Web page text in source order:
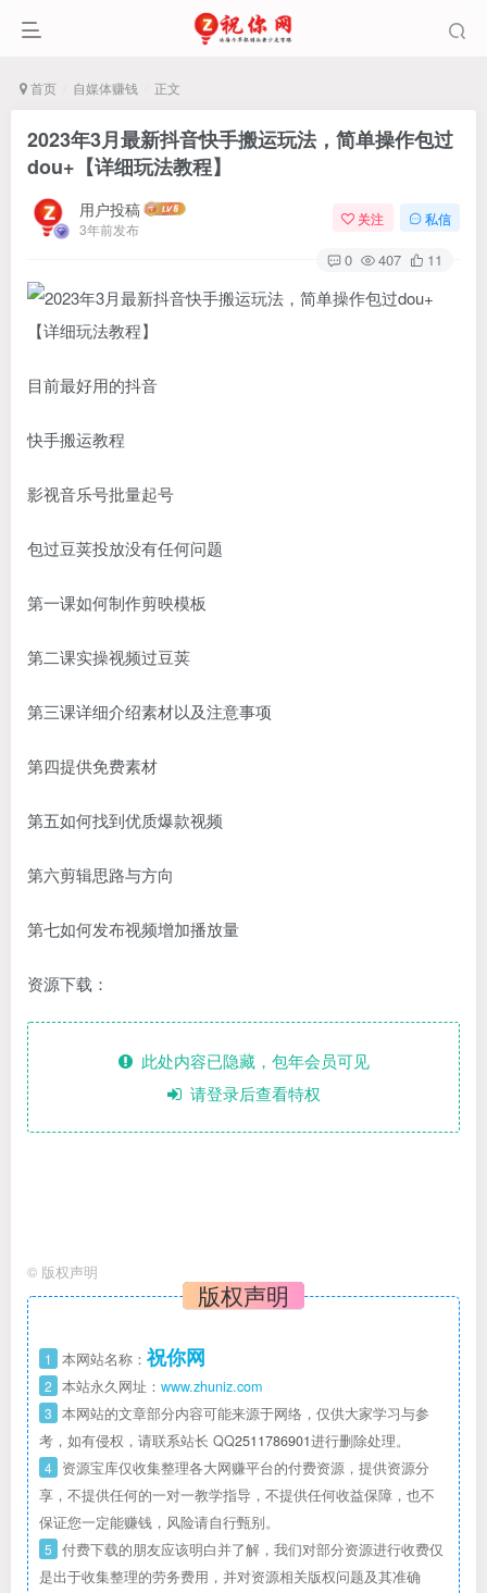
首页 自媒体赚钱 正文
2023年3月最新抖音快手搬运玩法，简单操作包过
dou+【详细玩法教程】
用户投稿
3年前发布
关注 私信
0 407 11
目前最好用的抖音
快手搬运教程
影视音乐号批量起号
包过豆荚投放没有任何问题
第一课如何制作剪映模板
第二课实操视频过豆荚
第三课详细介绍素材以及注意事项
第四提供免费素材
第五如何找到优质爆款视频
第六剪辑思路与方向
第七如何发布视频增加播放量
资源下载：
此处内容已隐藏，包年会员可见
请登录后查看特权
© 版权声明
版权声明
1 本网站名称： 祝你网
2 本站永久网址： www.zhuniz.com
3 本网站的文章部分内容可能来源于网络，仅供大家学习与参
考，如有侵权，请联系站长 QQ2511786901进行删除处理。
4 资源宝库仅收集整理各大网赚平台的付费资源，提供资源分
享，不提供任何的一对一教学指导，不提供任何收益保障，也不
保证您一定能赚钱，风险请自行甄别。
5 付费下载的朋友应该明白并了解，我们对部分资源进行收费仅
是出于收集整理的劳务费用，并对资源相关版权问题及其准确